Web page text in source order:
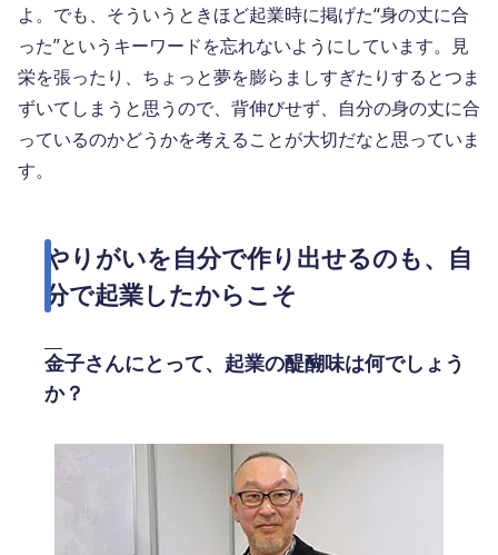
よ。でも、そういうときほど起業時に掲げた“身の丈に合
った”というキーワードを忘れないようにしています。見
栄を張ったり、ちょっと夢を膨らましすぎたりするとつま
ずいてしまうと思うので、背伸びせず、自分の身の丈に合
っているのかどうかを考えることが大切だなと思っていま
す。
やりがいを自分で作り出せるのも、自
分で起業したからこそ
金子さんにとって、起業の醍醐味は何でしょう
か？